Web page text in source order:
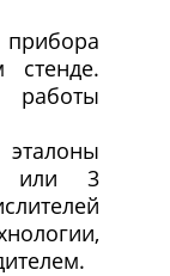
стенде.
или 3